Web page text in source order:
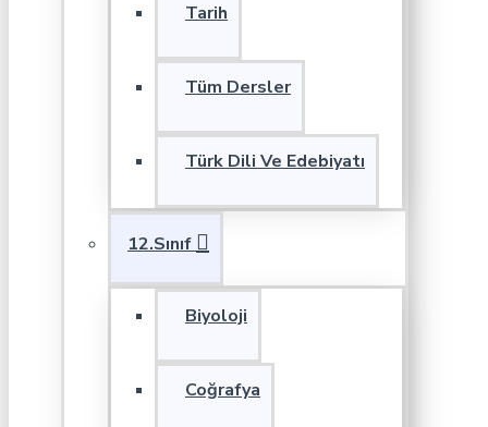
Tarih
Tüm Dersler
Türk Dili Ve Edebiyatı
12.Sınıf
Biyoloji
Coğrafya